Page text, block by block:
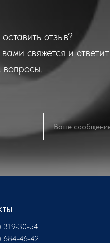
отзыв?
свяжется и ответит
319-30-54
684-46-42